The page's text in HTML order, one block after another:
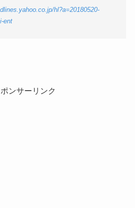
hl?a=20180520-
ent
ンサーリンク